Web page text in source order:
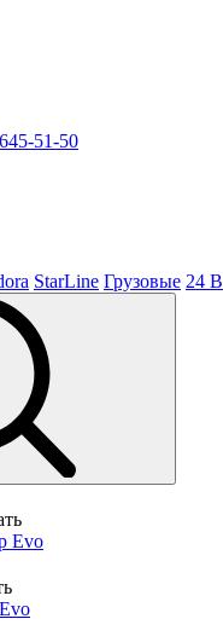
51-50
StarLine Грузовые 24 В
Evo